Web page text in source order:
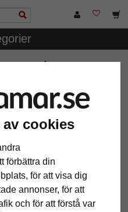
cookies
förbättra din
för att visa dig
annonser, för att
och för att förstå var
40x50 cm
Träram Taal